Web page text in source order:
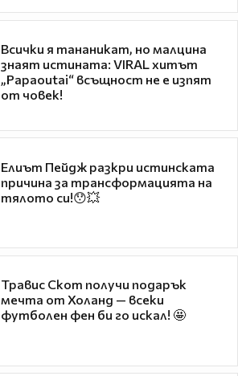
Всички я тананикат, но малцина
знаят истината: VIRAL хитът
„Papaoutai“ всъщност не е изпят
от човек!
Елиът Пейдж разкри истинската
причина за трансформацията на
тялото си!😯💥
Травис Скот получи подарък
мечта от Холанд — всеки
футболен фен би го искал! 🤩